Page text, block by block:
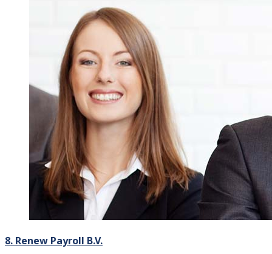
8. Renew Payroll B.V.